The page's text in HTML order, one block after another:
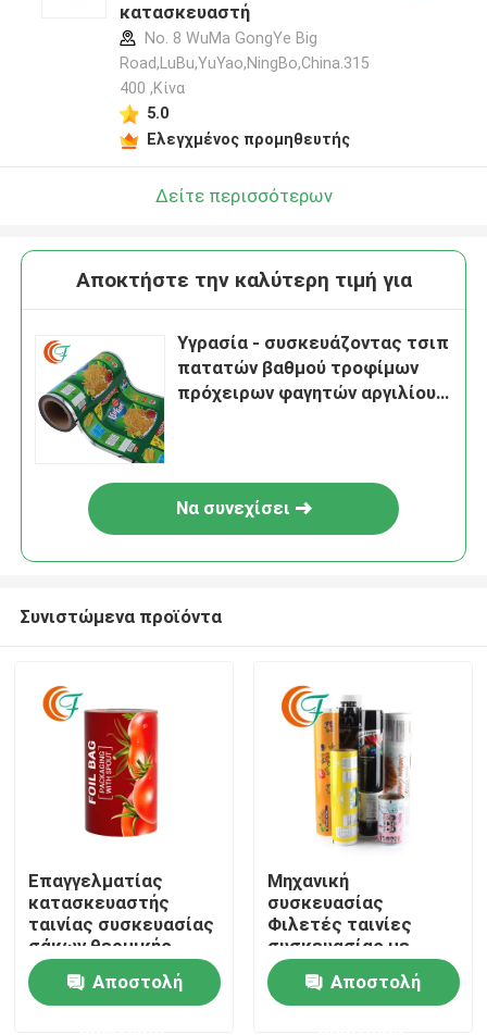
Σπίτι
Προϊόντα
κατασκευαστή
No. 8 WuMa GongYe Big
Road,LuBu,YuYao,NingBo,China.315
400 ,Κίνα
5.0
Ελεγχμένος προμηθευτής
Δείτε περισσότερων
Αποκτήστε την καλύτερη τιμή για
Υγρασία - συσκευάζοντας τσιπ
πατατών βαθμού τροφίμων
πρόχειρων φαγητών αργιλίου
Να συνεχίσει
Συνιστώμενα προϊόντα
Επαγγελματίας
κατασκευαστής
ταινίας συσκευασίας
σάκων θερμικής
σφράγισης
Αποστολή
Μηχανική
συσκευασίας
Φιλετές ταινίες
συσκευασίας με
κυλίνδριο αλουμινίου
Αποστολή